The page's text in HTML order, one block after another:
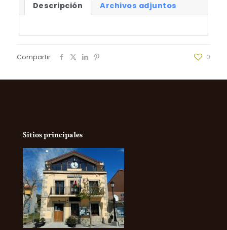
Descripción Archivos adjuntos
Compartir 0
Sitios principales